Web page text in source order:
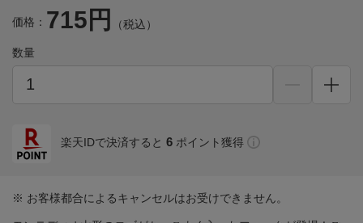
価格： 715円 （税込）
数量
楽天IDで決済すると 6 ポイント獲得
※ お客様都合によるキャンセルはお受けできません。